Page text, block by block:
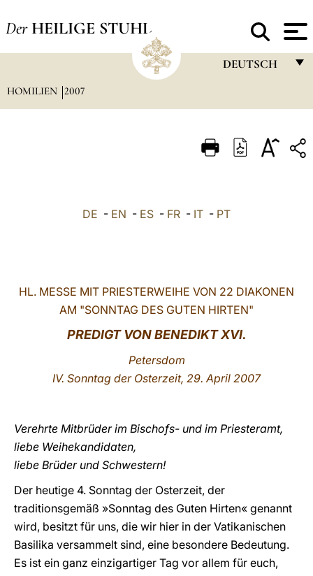
Der HEILIGE STUHL
DEUTSCH
ITALIANO
中文
LATINE
HOMILIEN 2007
DE - EN - ES - FR - IT - PT
HL. MESSE MIT PRIESTERWEIHE VON 22 DIAKONEN
AM "SONNTAG DES GUTEN HIRTEN"
PREDIGT VONBENEDIKT XVI.
Petersdom
IV. Sonntag der Osterzeit, 29. April 2007
Verehrte Mitbrüder im Bischofs- und im Priesteramt,
liebe Weihekandidaten,
liebe Brüder und Schwestern!
Der heutige 4. Sonntag der Osterzeit, der
traditionsgemäß »Sonntag des Guten Hirten« genannt
wird, besitzt für uns, die wir hier in der Vatikanischen
Basilika versammelt sind, eine besondere Bedeutung.
Es ist ein ganz einzigartiger Tag vor allem für euch,